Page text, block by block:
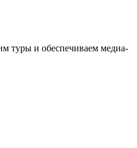
туры и обеспечиваем медиа-